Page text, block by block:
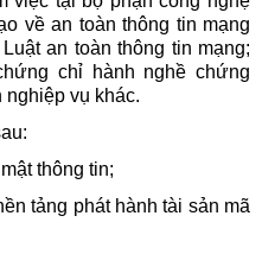
về an toàn thông tin mạng
an toàn thông tin mạng;
chỉ hành nghề chứng
nghiệp vụ khác.
thông tin;
tảng phát hành tài sản mã